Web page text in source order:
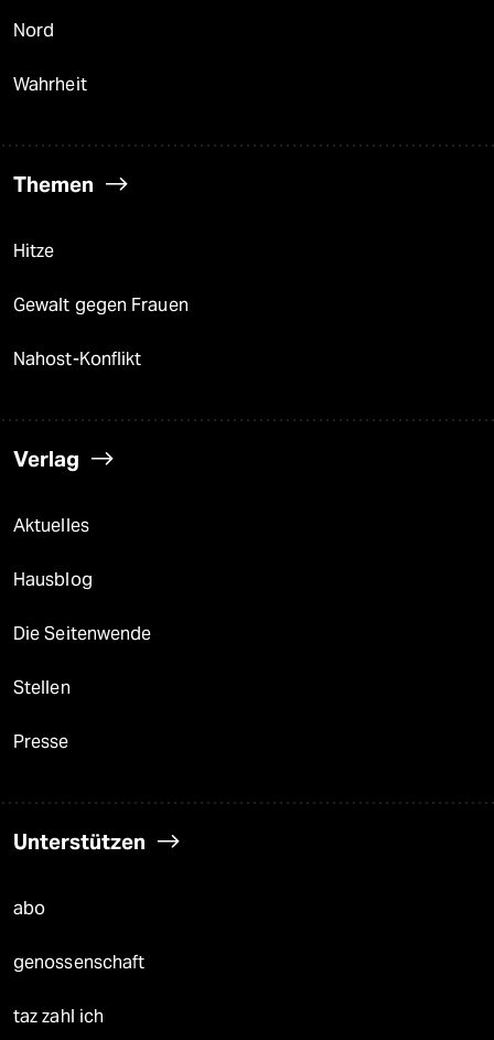
Nord
Wahrheit
Themen
Hitze
Gewalt gegen Frauen
Nahost-Konflikt
Verlag
Aktuelles
Hausblog
Die Seitenwende
Stellen
Presse
Unterstützen
abo
genossenschaft
taz zahl ich